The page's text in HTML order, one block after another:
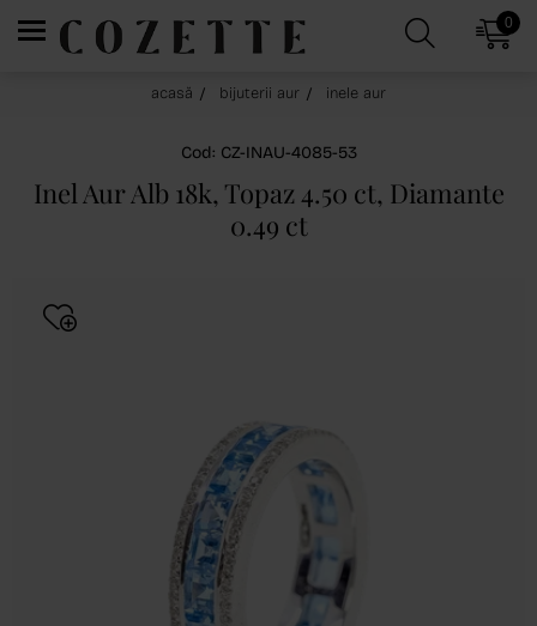
0
acasă bijuterii aur inele aur
Cod: CZ-INAU-4085-53
Inel Aur Alb 18k, Topaz 4.50 ct, Diamante
0.49 ct